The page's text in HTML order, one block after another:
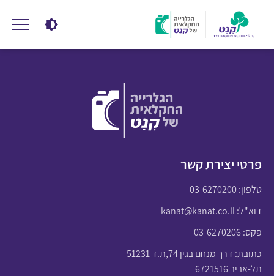
פרטי יצירת קשר
טלפון:03-6270200
דוא"ל:kanat@kanat.co.il
פקס: 03-6270206
כתובת: דרך מנחם בגין 74,ת.ד 51231
תל-אביב 6721516